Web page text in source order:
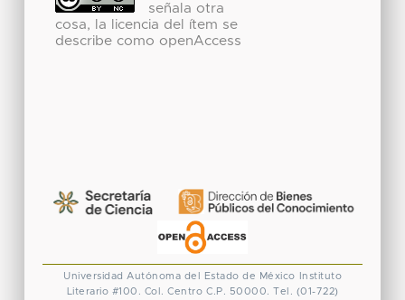
señala otra
cosa, la licencia del ítem se
describe como openAccess
Universidad Autónoma del Estado de México
Instituto
Literario #100. Col. Centro C.P. 50000. Tel. (01-722)